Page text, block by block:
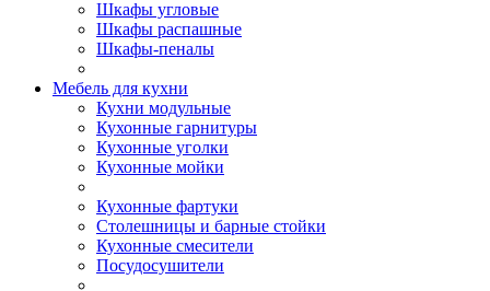
Шкафы угловые
Шкафы распашные
Шкафы-пеналы
Мебель для кухни
Кухни модульные
Кухонные гарнитуры
Кухонные уголки
Кухонные мойки
Кухонные фартуки
Столешницы и барные стойки
Кухонные смесители
Посудосушители